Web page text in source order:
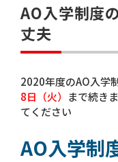
AO入学制度
丈夫
2020年度のAO入学
8日（火） まで続き
てください
AO入学制